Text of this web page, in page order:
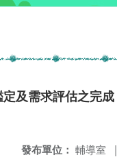
及需求評估之完成
發布單位： 輔導室 |